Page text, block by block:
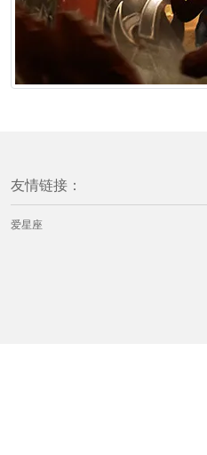
友情链接：
爱星座